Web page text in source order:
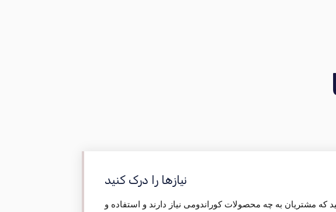
نیازها را درک کنید
که مشتریان به چه محصولات کوراندومی نیاز دارند و استفاده و